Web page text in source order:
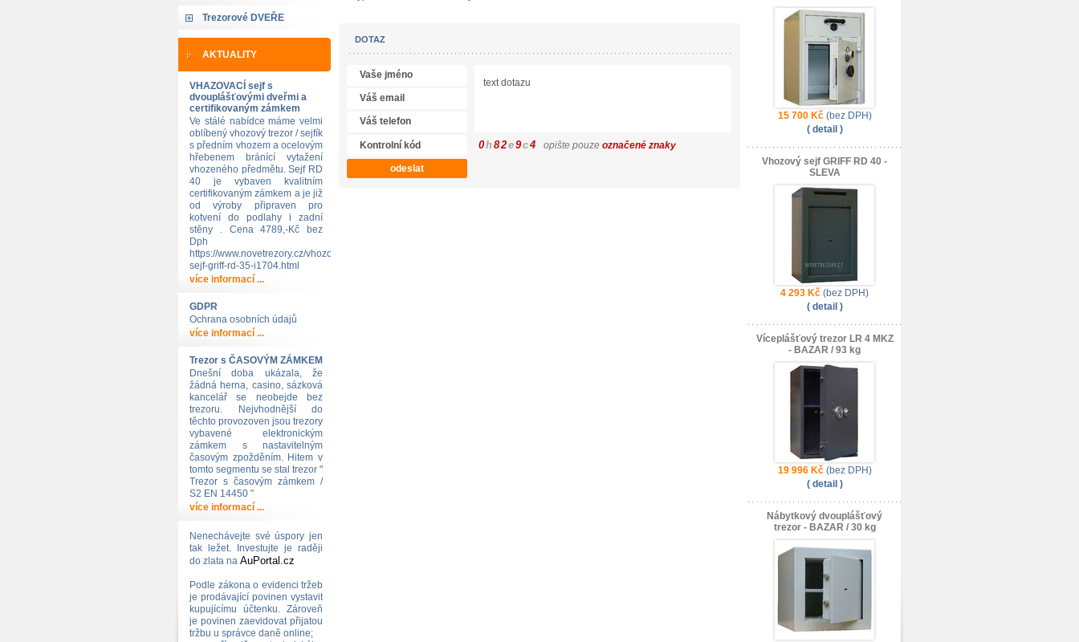
Trezorové DVEŘE
AKTUALITY
VHAZOVACÍ sejf s
dvouplášťovými dveřmi a
certifikovaným zámkem
Ve stálé nabídce máme velmi
oblíbený vhozový trezor / sejfík
s předním vhozem a ocelovým
hřebenem bránící vytažení
vhozeného předmětu. Sejf RD
40 je vybaven kvalitním
certifikovaným zámkem a je již
od výroby připraven pro
kotvení do podlahy i zadní
stěny . Cena 4789,-Kč bez
Dph
https://www.novetrezory.cz/vhozovy-
sejf-griff-rd-35-i1704.html
více informací ...
GDPR
Ochrana osobních údajů
více informací ...
Trezor s ČASOVÝM ZÁMKEM
Dnešní doba ukázala, že
žádná herna, casino, sázková
kancelář se neobejde bez
trezoru. Nejvhodnější do
těchto provozoven jsou trezory
vybavené elektronickým
zámkem s nastavitelným
časovým zpožděním. Hitem v
tomto segmentu se stal trezor "
Trezor s časovým zámkem /
S2 EN 14450 "
více informací ...
Nenechávejte své úspory jen
tak ležet. Investujte je raději
do zlata na AuPortal.cz
Podle zákona o evidenci tržeb
je prodávající povinen vystavit
kupujícímu účtenku. Zároveň
je povinen zaevidovat přijatou
tržbu u správce daně online;
DOTAZ
0h82e9c4 opište pouze označené znaky
15 700 Kč(bez DPH)
( detail )
Vhozový sejf GRIFF RD 40 -
SLEVA
4 293 Kč (bez DPH)
( detail )
Víceplášťový trezor LR 4 MKZ
- BAZAR / 93 kg
19 996 Kč(bez DPH)
( detail )
Nábytkový dvouplášťový
trezor - BAZAR / 30 kg